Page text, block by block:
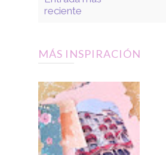
reciente
MÁS INSPIRACIÓN